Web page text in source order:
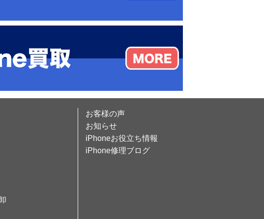
お客様の声
お知らせ
iPhoneお役立ち情報
iPhone修理ブログ